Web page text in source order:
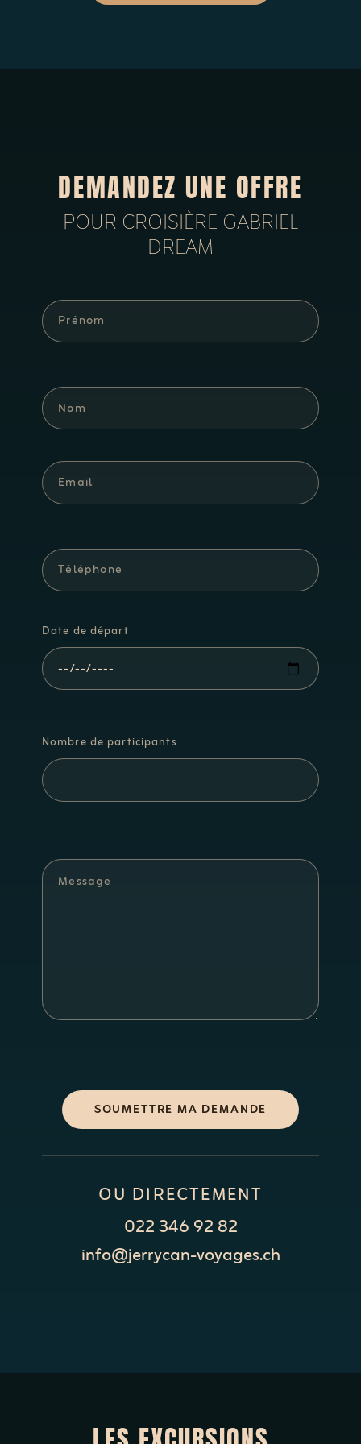
DEMANDEZ UNE OFFRE
POUR CROISIÈRE GABRIEL
DREAM
Date de départ
Nombre de participants
SOUMETTRE MA DEMANDE
OU DIRECTEMENT
022 346 92 82
info@jerrycan-voyages.ch